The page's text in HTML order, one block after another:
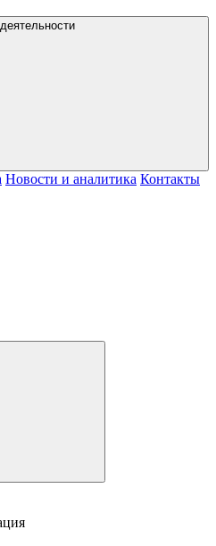
Новости и аналитика Контакты